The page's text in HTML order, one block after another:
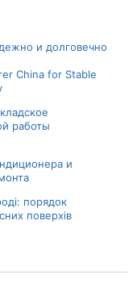
и долговечно
China for Stable
работы
и
порядок
поверхів